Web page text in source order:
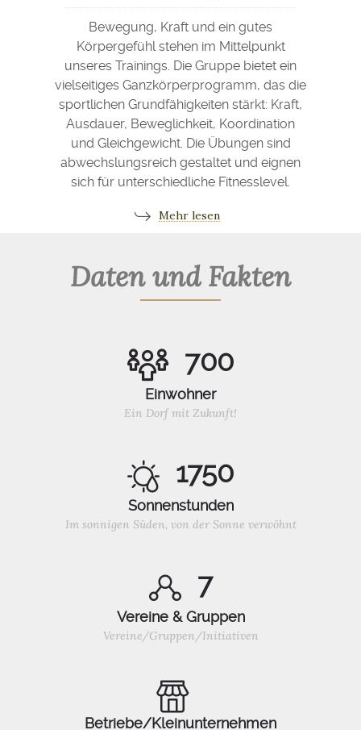
Bewegung, Kraft und ein gutes
Körpergefühl stehen im Mittelpunkt
unseres Trainings. Die Gruppe bietet ein
vielseitiges Ganzkörperprogramm, das die
sportlichen Grundfähigkeiten stärkt: Kraft,
Ausdauer, Beweglichkeit, Koordination
und Gleichgewicht. Die Übungen sind
abwechslungsreich gestaltet und eignen
sich für unterschiedliche Fitnesslevel.
Mehr lesen
Daten und Fakten
700
Einwohner
Ein Dorf mit Zukunft!
1750
Sonnenstunden
Im sonnigen Süden, von der Sonne verwöhnt
7
Vereine & Gruppen
Vereine/Gruppen/Initiativen
Betriebe/Kleinunternehmen